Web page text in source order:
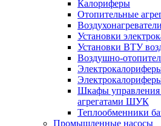
Калориферы
Отопительные
Воздухонагреватели
Установки
Установки ВТУ
Воздушно-
Шкафы управления
агрегатами ШУК
Теплообменники
Промышленные насосы